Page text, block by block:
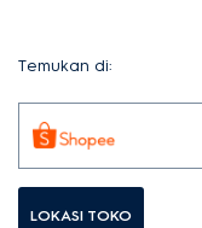
Temukan di:
LOKASI TOKO